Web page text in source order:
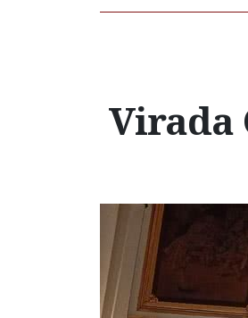
Virada